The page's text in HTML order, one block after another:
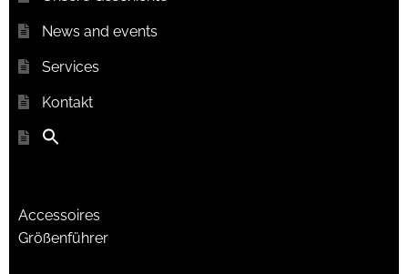
News and events
Services
Kontakt
Accessoires
Größenführer